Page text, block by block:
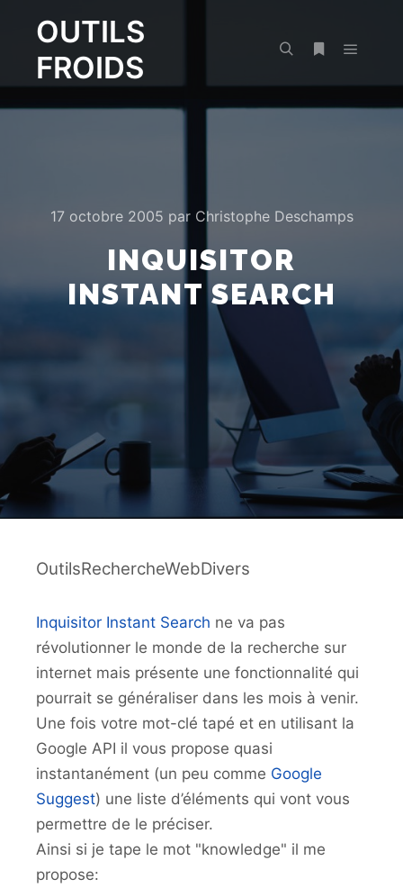
OUTILS
FROIDS
17 octobre 2005 par Christophe Deschamps
INQUISITOR
INSTANT SEARCH
OutilsRechercheWebDivers
Inquisitor Instant Search ne va pas
révolutionner le monde de la recherche sur
internet mais présente une fonctionnalité qui
pourrait se généraliser dans les mois à venir.
Une fois votre mot-clé tapé et en utilisant la
Google API il vous propose quasi
instantanément (un peu comme Google
Suggest) une liste d’éléments qui vont vous
permettre de le préciser.
Ainsi si je tape le mot "knowledge" il me
propose: